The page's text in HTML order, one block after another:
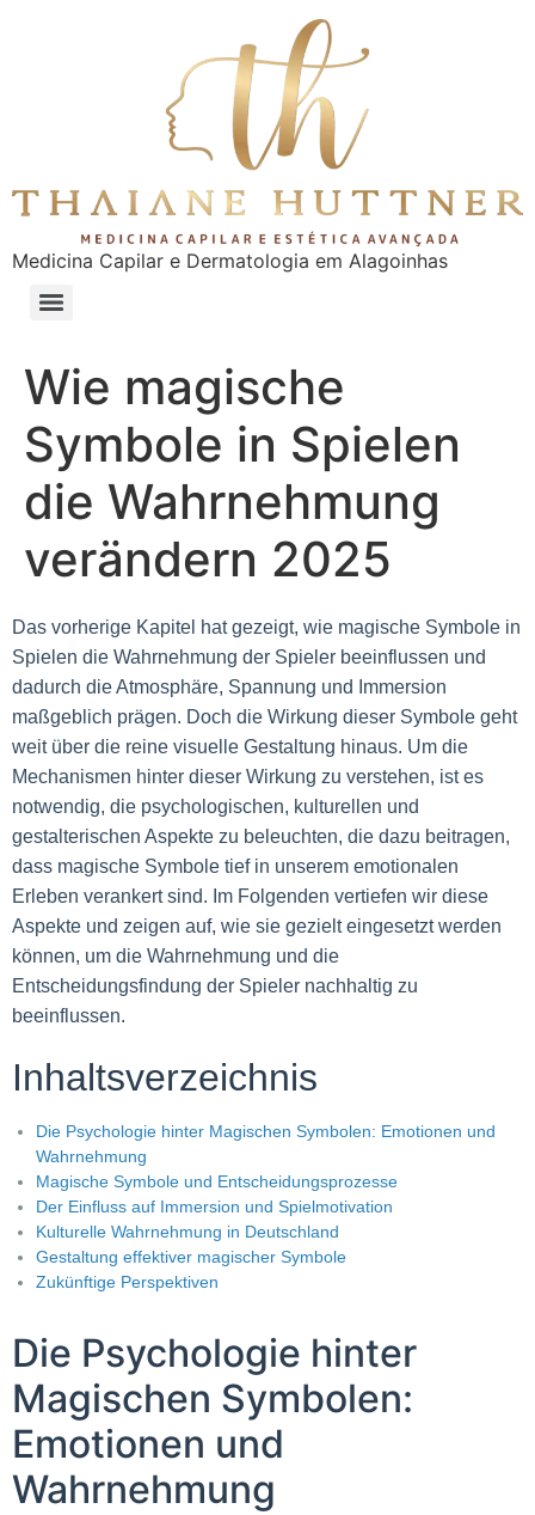
Medicina Capilar e Dermatologia em Alagoinhas
Wie magische
Symbole in Spielen
die Wahrnehmung
verändern 2025
Das vorherige Kapitel hat gezeigt, wie magische Symbole in
Spielen die Wahrnehmung der Spieler beeinflussen und
dadurch die Atmosphäre, Spannung und Immersion
maßgeblich prägen. Doch die Wirkung dieser Symbole geht
weit über die reine visuelle Gestaltung hinaus. Um die
Mechanismen hinter dieser Wirkung zu verstehen, ist es
notwendig, die psychologischen, kulturellen und
gestalterischen Aspekte zu beleuchten, die dazu beitragen,
dass magische Symbole tief in unserem emotionalen
Erleben verankert sind. Im Folgenden vertiefen wir diese
Aspekte und zeigen auf, wie sie gezielt eingesetzt werden
können, um die Wahrnehmung und die
Entscheidungsfindung der Spieler nachhaltig zu
beeinflussen.
Inhaltsverzeichnis
Die Psychologie hinter Magischen Symbolen: Emotionen und
Wahrnehmung
Magische Symbole und Entscheidungsprozesse
Der Einfluss auf Immersion und Spielmotivation
Kulturelle Wahrnehmung in Deutschland
Gestaltung effektiver magischer Symbole
Zukünftige Perspektiven
Die Psychologie hinter
Magischen Symbolen:
Emotionen und
Wahrnehmung